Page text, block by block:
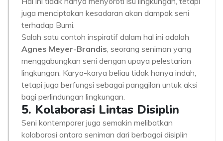
juga menciptakan kesadaran akan dampak seni
terhadap Bumi.
Salah satu contoh inspiratif dalam hal ini adalah
Agnes Meyer-Brandis, seorang seniman yang
menggabungkan seni dengan upaya pelestarian
lingkungan. Karya-karya beliau tidak hanya indah,
tetapi juga berfungsi sebagai panggilan untuk aksi
bagi perlindungan lingkungan.
5. Kolaborasi Lintas Disiplin
Seni kontemporer juga semakin melibatkan
kolaborasi antara seniman dari berbagai disiplin